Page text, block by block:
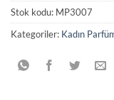
Stok kodu: MP3007
Kategoriler: Kadın